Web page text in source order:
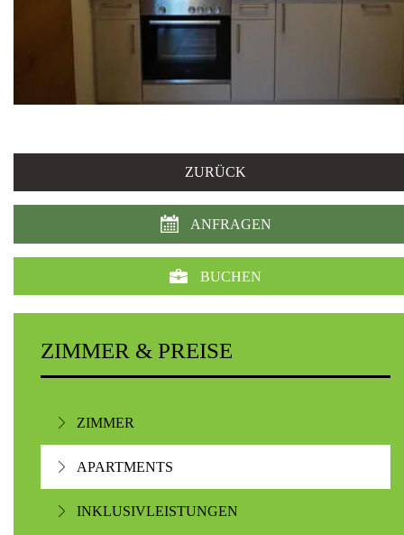
ZURÜCK
ANFRAGEN
BUCHEN
ZIMMER & PREISE
ZIMMER
APARTMENTS
INKLUSIVLEISTUNGEN